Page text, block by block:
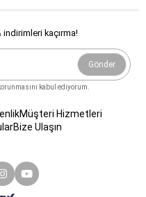
indirimleri kaçırma!
Gönder
kabul ediyorum.
Müşteri Hizmetleri
Bize Ulaşın